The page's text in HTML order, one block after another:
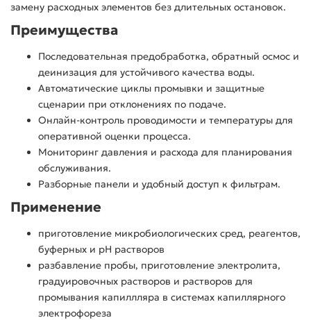
замену расходных элементов без длительных остановок.
Преимущества
Последовательная предобработка, обратный осмос и
деинизация для устойчивого качества воды.
Автоматические циклы промывки и защитные
сценарии при отклонениях по подаче.
Онлайн-контроль проводимости и температуры для
оперативной оценки процесса.
Мониторинг давления и расхода для планирования
обслуживания.
Разборные панели и удобный доступ к фильтрам.
Применение
приготовление микробиологических сред, реагентов,
буферных и рН растворов
разбавление пробы, приготовление электролита,
градуировочных растворов и растворов для
промывания капиллляра в системах капиллярного
электрофореза